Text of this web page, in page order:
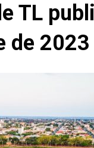
TL
de 2023